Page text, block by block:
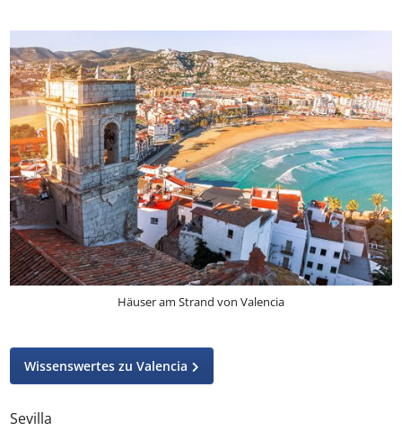
Häuser am Strand von Valencia
Sevilla